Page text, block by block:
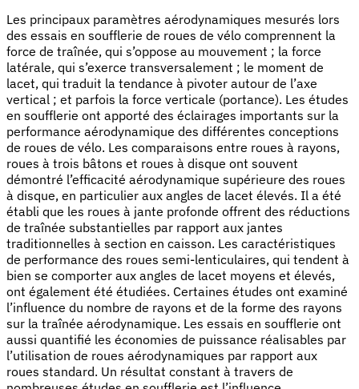
Les principaux paramètres aérodynamiques mesurés lors
des essais en soufflerie de roues de vélo comprennent la
force de traînée, qui s’oppose au mouvement ; la force
latérale, qui s’exerce transversalement ; le moment de
lacet, qui traduit la tendance à pivoter autour de l’axe
vertical ; et parfois la force verticale (portance). Les études
en soufflerie ont apporté des éclairages importants sur la
performance aérodynamique des différentes conceptions
de roues de vélo. Les comparaisons entre roues à rayons,
roues à trois bâtons et roues à disque ont souvent
démontré l’efficacité aérodynamique supérieure des roues
à disque, en particulier aux angles de lacet élevés. Il a été
établi que les roues à jante profonde offrent des réductions
de traînée substantielles par rapport aux jantes
traditionnelles à section en caisson. Les caractéristiques
de performance des roues semi-lenticulaires, qui tendent à
bien se comporter aux angles de lacet moyens et élevés,
ont également été étudiées. Certaines études ont examiné
l’influence du nombre de rayons et de la forme des rayons
sur la traînée aérodynamique. Les essais en soufflerie ont
aussi quantifié les économies de puissance réalisables par
l’utilisation de roues aérodynamiques par rapport aux
roues standard. Un résultat constant à travers de